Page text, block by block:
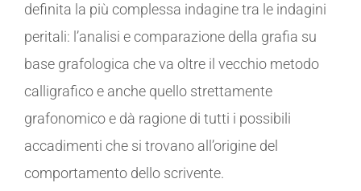
definita la più complessa indagine tra le indagini
peritali: l’analisi e comparazione della grafia su
base grafologica che va oltre il vecchio metodo
calligrafico e anche quello strettamente
grafonomico e dà ragione di tutti i possibili
accadimenti che si trovano all’origine del
comportamento dello scrivente.